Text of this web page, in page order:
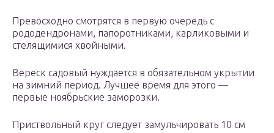
Превосходно смотрятся в первую очередь с
рододендронами, папоротниками, карликовыми и
стелящимися хвойными.
Вереск садовый нуждается в обязательном укрытии
на зимний период. Лучшее время для этого —
первые ноябрьские заморозки.
Приствольный круг следует замульчировать 10 см